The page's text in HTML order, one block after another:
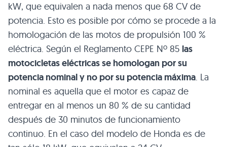
kW, que equivalen a nada menos que 68 CV de
potencia. Esto es posible por cómo se procede a la
homologación de las motos de propulsión 100 %
eléctrica. Según el Reglamento CEPE Nº 85 las
motocicletas eléctricas se homologan por su
potencia nominal y no por su potencia máxima. La
nominal es aquella que el motor es capaz de
entregar en al menos un 80 % de su cantidad
después de 30 minutos de funcionamiento
continuo. En el caso del modelo de Honda es de